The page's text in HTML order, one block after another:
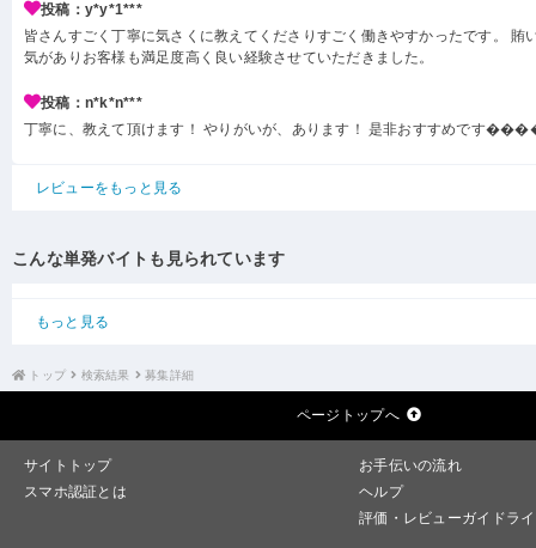
投稿：y*y*1***
皆さんすごく丁寧に気さくに教えてくださりすごく働きやすかったです。 賄
気がありお客様も満足度高く良い経験させていただきました。
投稿：n*k*n***
丁寧に、教えて頂けます！ やりがいが、あります！ 是非おすすめです
レビューをもっと見る
こんな単発バイトも見られています
もっと見る
トップ 検索結果 募集詳細
ページトップへ
サイトトップ
お手伝いの流れ
スマホ認証とは
ヘルプ
評価・レビューガイドラ